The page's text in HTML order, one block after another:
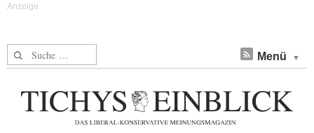
Suche nach: Menü